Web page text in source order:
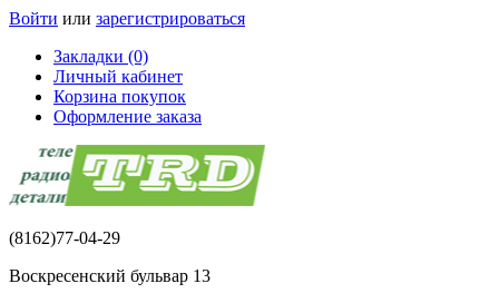
Войти или зарегистрироваться
Закладки (0)
Личный кабинет
Корзина покупок
Оформление заказа
(8162)77-04-29
Воскресенский бульвар 13